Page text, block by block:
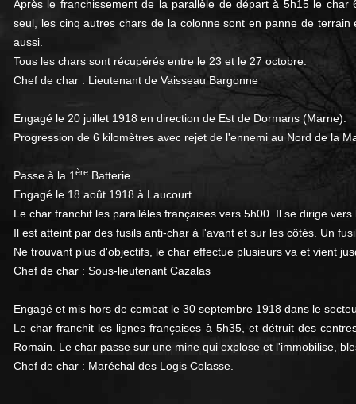
Après le franchissement de la parallèle de départ à 5h15 le
seul, les cinq autres chars de la colonne sont en panne de
aussi.
Tous les chars sont récupérés entre le 23 et le 27 octobre.
Chef de char : Lieutenant de Vaisseau Bargonne
Engagé le 20 juillet 1918 en direction de Est de Dormans (Marne).
Progression de 6 kilomètres avec rejet de l'ennemi au Nord de la
Passe à la 1 ère Batterie
Engagé le 18 août 1918 à Laucourt.
Le char franchit les parallèles françaises vers 5h00. Il se dirige
Il est atteint par des fusils anti-char à l'avant et sur les côtés. Un
Ne trouvant plus d'objectifs, le char effectue plusieurs va et vient
Chef de char : Sous-lieutenant Cazalas
Engagé et mis hors de combat le 30 septembre 1918 dans le
Le char franchit les lignes françaises à 5h35, et détruit des
Romain. Le char passe sur une mine qui explose et l'immobilise,
Chef de char : Maréchal des Logis Colasse.